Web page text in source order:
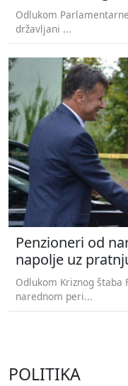
Odlukom
državljani ...
Penzioneri od
napolje uz
Odlukom Kriznog štaba
narednom peri...
POLITIKA